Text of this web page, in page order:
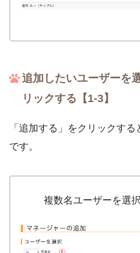
追加したいユーザーを
リックする【1-3】
「追加する」をクリックす
です。
複数名ユーザーを選